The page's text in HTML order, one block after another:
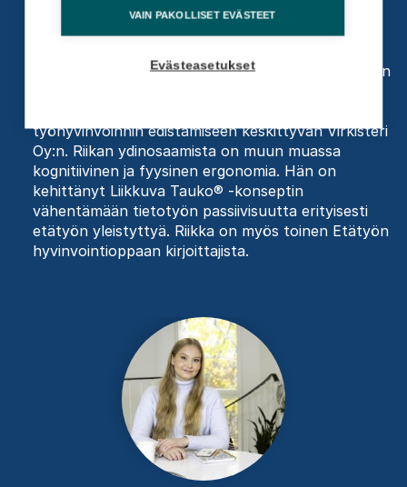
Toimitusjohtaja
suomalaista työelämää jo 20 vuoden ajan. Riikka on
työhyvinvoinnin edistämiseen keskittyvän Virkisteri
Oy:n. Riikan ydinosaamista on muun muassa
kognitiivinen ja fyysinen ergonomia. Hän on
kehittänyt Liikkuva Tauko® -konseptin
vähentämään tietotyön passiivisuutta erityisesti
etätyön yleistyttyä. Riikka on myös toinen Etätyön
hyvinvointioppaan kirjoittajista.
VAIN PAKOLLISET EVÄSTEET
Evästeasetukset